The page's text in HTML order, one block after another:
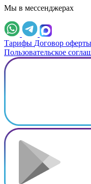
Мы в мессенджерах
Тарифы Договор оферты
Пользовательское